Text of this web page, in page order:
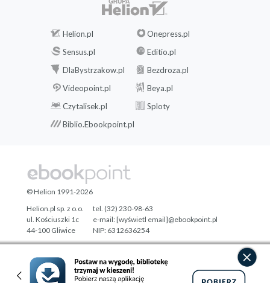
Helion.pl
Onepress.pl
Sensus.pl
Editio.pl
DlaBystrzakow.pl
Bezdroza.pl
Videopoint.pl
Beya.pl
Czytalisek.pl
Sploty
Biblio.Ebookpoint.pl
Designed with ♥ byTonik.pl
© Helion 1991-2026
Helion.pl sp. z o.o.
ul. Kościuszki 1c
44-100 Gliwice
tel. (32) 230-98-63
e-mail:[wyświetl email]@ebookpoint.pl
NIP: 6312636254
Regon: 241989027